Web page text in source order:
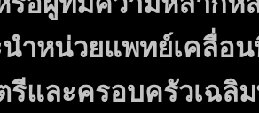
ำหน่วยแพทย์เคลื่อ
และครอบครัวเฉลิ